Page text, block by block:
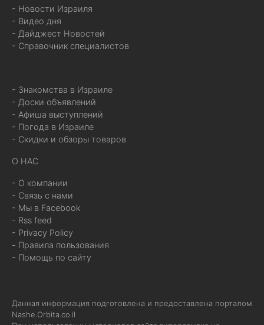
- Новости Израиля
- Видео дня
- Дайджест Новостей
- Справочник специалистов
- Знакомства в Израиле
- Доски объявлений
- Афиша выступлений
- Погода в Израиле
- Скидки и обзоры товаров
О НАС
- О компании
- Связь с нами
- Мы в Facebook
- Rss feed
- Privacy Policy
- Правила пользования
- Помощь по сайту
Данная информация подготовлена и предоставлена порталом
Nashe.Orbita.co.il